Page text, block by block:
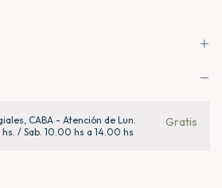
CABA - Atención de Lun.
/ Sab. 10.00 hs a 14.00 hs
Gratis